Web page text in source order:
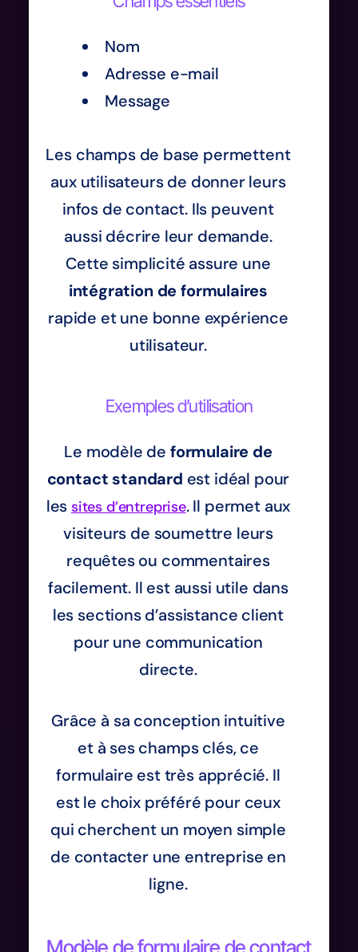
Nom
Adresse e-mail
Message
Les champs de base permettent
aux utilisateurs de donner leurs
infos de contact. Ils peuvent
aussi décrire leur demande.
Cette simplicité assure une
intégration de formulaires
rapide et une bonne expérience
utilisateur.
Exemples d’utilisation
Le modèle de formulaire de
contact standard est idéal pour
les sites d’entreprise. Il permet aux
visiteurs de soumettre leurs
requêtes ou commentaires
facilement. Il est aussi utile dans
les sections d’assistance client
pour une communication
directe.
Grâce à sa conception intuitive
et à ses champs clés, ce
formulaire est très apprécié. Il
est le choix préféré pour ceux
qui cherchent un moyen simple
de contacter une entreprise en
ligne.
Modèle de formulaire de contact